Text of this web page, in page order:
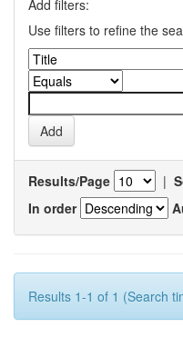
Add filters:
Use filters to refine the
Results/Page |
In order
Results 1-1 of 1 (Search